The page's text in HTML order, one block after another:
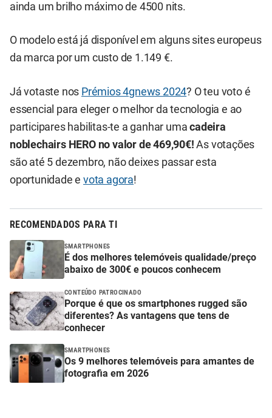
ainda um brilho máximo de 4500 nits.
O modelo está já disponível em alguns sites europeus
da marca por um custo de 1.149 €.
Já votaste nos Prémios 4gnews 2024? O teu voto é
essencial para eleger o melhor da tecnologia e ao
participares habilitas-te a ganhar umacadeira
noblechairs HERO no valor de 469,90€!As votações
são até 5 dezembro, não deixes passar esta
oportunidade evota agora!
RECOMENDADOS PARA TI
SMARTPHONES
É dos melhores telemóveis qualidade/preço
abaixo de 300€ e poucos conhecem
CONTEÚDO PATROCINADO
Porque é que os smartphones rugged são
diferentes? As vantagens que tens de
conhecer
SMARTPHONES
Os 9 melhores telemóveis para amantes de
fotografia em 2026